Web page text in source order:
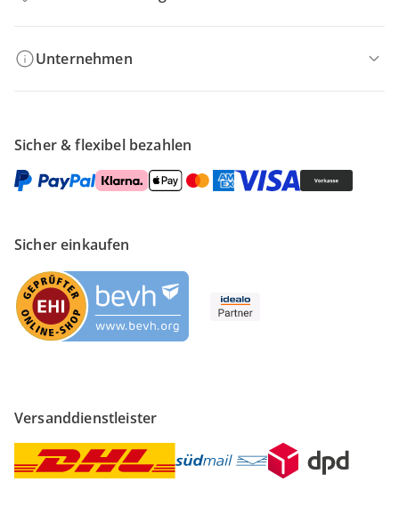
Unternehmen
Sicher & flexibel bezahlen
Sicher einkaufen
Versanddienstleister